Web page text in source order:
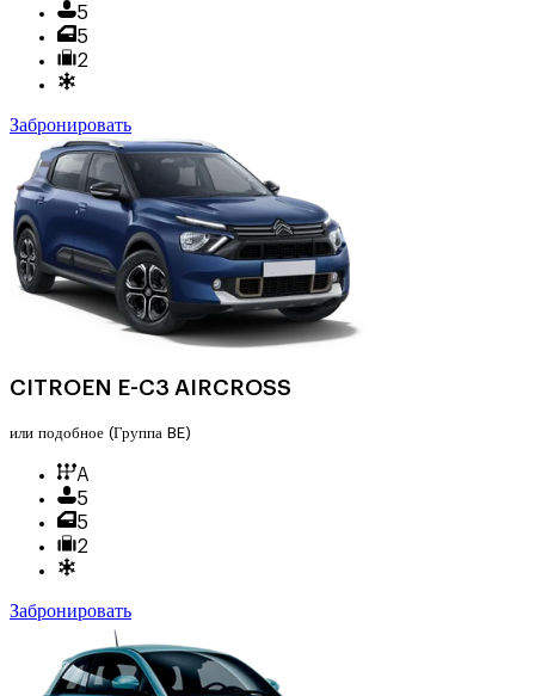
5
5
2
Забронировать
CITROEN E-C3 AIRCROSS
или подобное (Группа BE)
A
5
5
2
Забронировать